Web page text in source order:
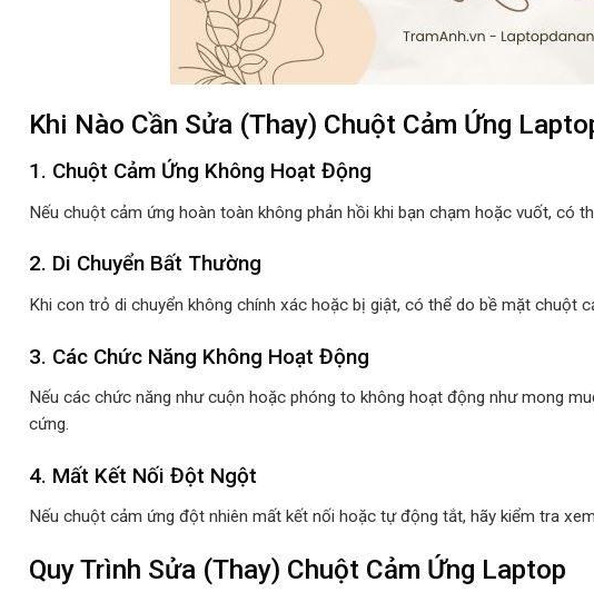
Khi Nào Cần Sửa (Thay) Chuột Cảm Ứng
1. Chuột Cảm Ứng Không Hoạt Động
Nếu chuột cảm ứng hoàn toàn không phản hồi khi bạn chạm hoặc vuốt, có
2. Di Chuyển Bất Thường
Khi con trỏ di chuyển không chính xác hoặc bị giật, có thể do bề mặt chuột
3. Các Chức Năng Không Hoạt Động
Nếu các chức năng như cuộn hoặc phóng to không hoạt động như mong
cứng.
4. Mất Kết Nối Đột Ngột
Nếu chuột cảm ứng đột nhiên mất kết nối hoặc tự động tắt, hãy kiểm tra
Quy Trình Sửa (Thay) Chuột Cảm Ứng Laptop